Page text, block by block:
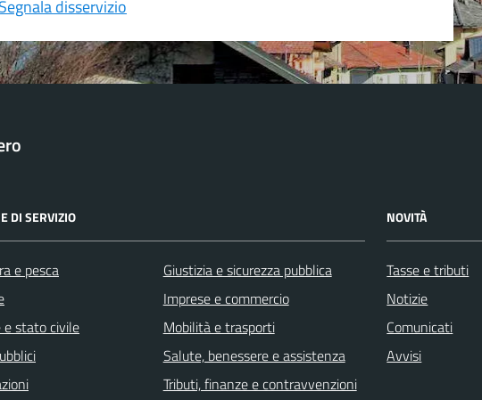
Segnala disservizio
DI SERVIZIO
e pesca
e stato civile
Giustizia e sicurezza pubblica
Imprese e commercio
Mobilità e trasporti
Salute, benessere e assistenza
Tributi, finanze e contravvenzioni
NOVITÀ
Tasse e tributi
Notizie
Comunicati
Avvisi